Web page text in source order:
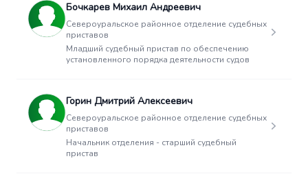
Бочкарев Михаил Андреевич
Североуральское районное отделение судебных
приставов
Младший судебный пристав по обеспечению
установленного порядка деятельности судов
Горин Дмитрий Алексеевич
Североуральское районное отделение судебных
приставов
Начальник отделения - старший судебный
пристав